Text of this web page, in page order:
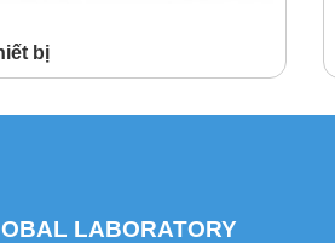
bị
LABORATORY